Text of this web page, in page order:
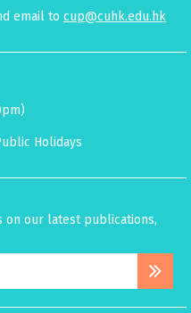
email to cup@cuhk.edu.hk
Holidays
on our latest publications,